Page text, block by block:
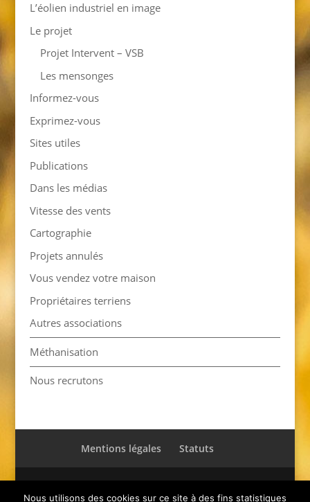
L’éolien industriel en image
Le projet
Projet Intervent – VSB
Les mensonges
Informez-vous
Exprimez-vous
Sites utiles
Publications
Dans les médias
Vitesse des vents
Cartographie
Projets annulés
Vous vendez votre maison
Propriétaires terriens
Autres associations
Méthanisation
Nous recrutons
Mentions légales Statuts
Nous utilisons des cookies sur ce site à des fins statistiques